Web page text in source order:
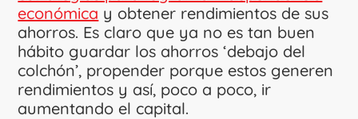
económica y obtener rendimientos de sus
ahorros. Es claro que ya no es tan buen
hábito guardar los ahorros ‘debajo del
colchón’, propender porque estos generen
rendimientos y así, poco a poco, ir
aumentando el capital.